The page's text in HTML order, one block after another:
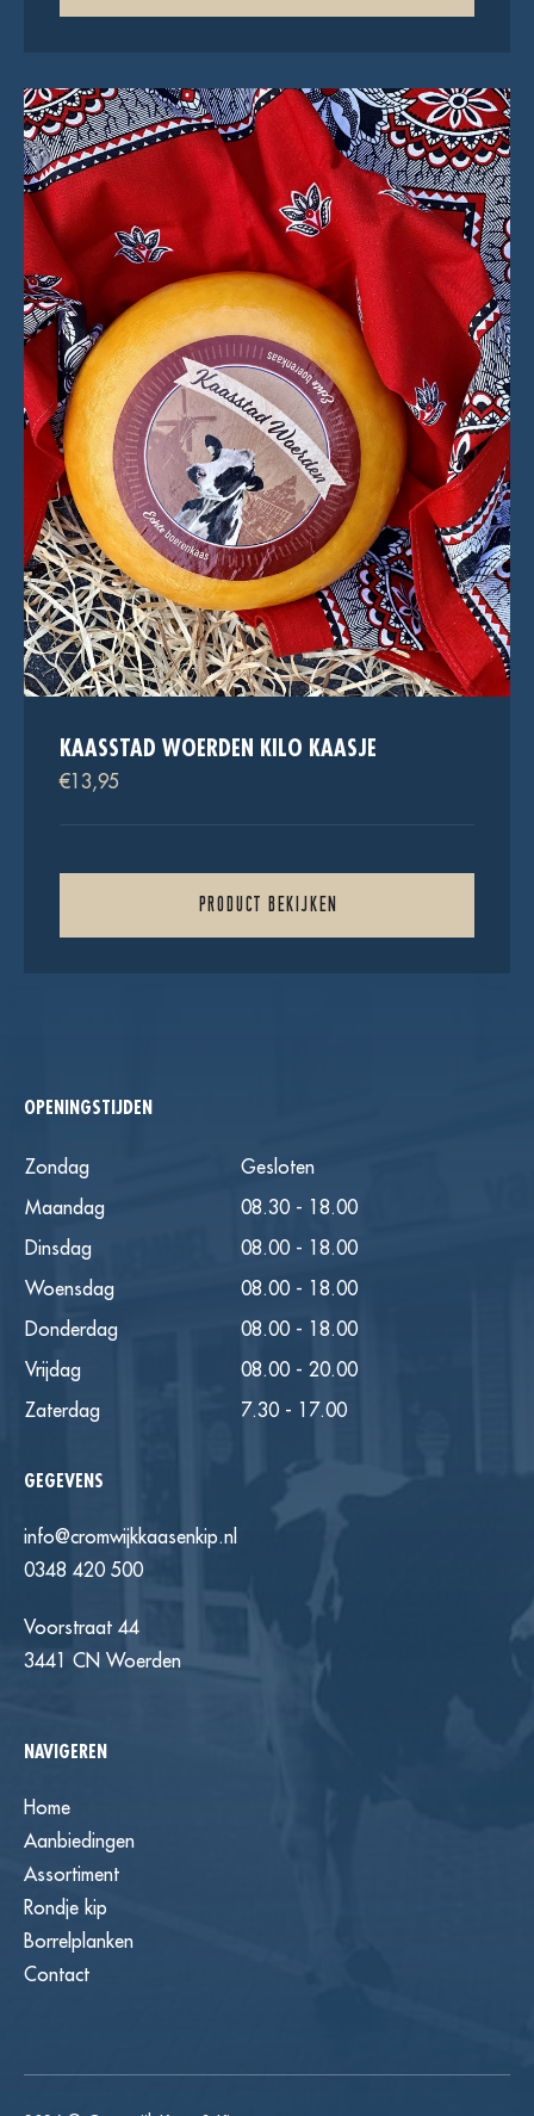
KAASSTAD WOERDEN KILO KAASJE
€13,95
PRODUCT BEKIJKEN
OPENINGSTIJDEN
Zondag
Gesloten
Maandag
08.30 - 18.00
Dinsdag
08.00 - 18.00
Woensdag
08.00 - 18.00
Donderdag
08.00 - 18.00
Vrijdag
08.00 - 20.00
Zaterdag
7.30 - 17.00
GEGEVENS
info@cromwijkkaasenkip.nl
0348 420 500
Voorstraat 44
3441 CN Woerden
NAVIGEREN
Home
Aanbiedingen
Assortiment
Rondje kip
Borrelplanken
Contact